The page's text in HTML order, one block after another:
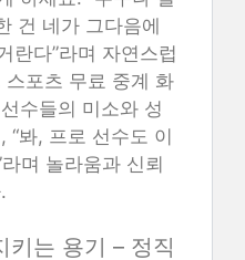
건 네가 그다음에
란다”라며 자연스럽
포츠 무료 중계 화
수들의 미소와 성
“봐, 프로 선수도 이
며 놀라움과 신뢰
는 용기 – 정직